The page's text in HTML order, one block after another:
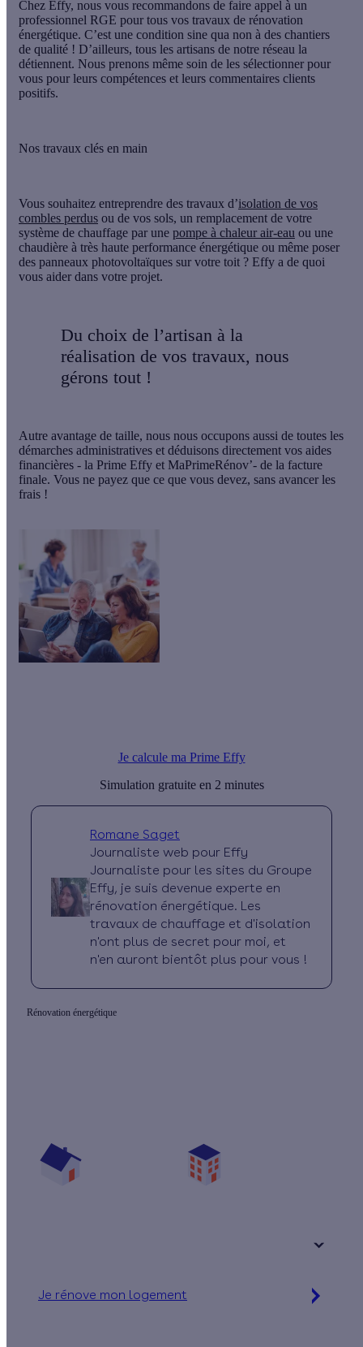
Chez Effy, nous vous recommandons de faire appel à un
professionnel RGE pour tous vos travaux de rénovation
énergétique. C’est une condition sine qua non à des chantiers
de qualité ! D’ailleurs, tous les artisans de notre réseau la
détiennent. Nous prenons même soin de les sélectionner pour
vous pour leurs compétences et leurs commentaires clients
positifs.
Nos travaux clés en main
Vous souhaitez entreprendre des travaux d’isolation de vos
combles perdus ou de vos sols, un remplacement de votre
système de chauffage par une pompe à chaleur air-eau ou une
chaudière à très haute performance énergétique ou même poser
des panneaux photovoltaïques sur votre toit ? Effy a de quoi
vous aider dans votre projet.
Du choix de l’artisan à la
réalisation de vos travaux, nous
gérons tout !
Autre avantage de taille, nous nous occupons aussi de toutes les
démarches administratives et déduisons directement vos aides
financières - la Prime Effy et MaPrimeRénov’- de la facture
finale. Vous ne payez que ce que vous devez, sans avancer les
frais !
Je calcule ma Prime Effy
Simulation gratuite en 2 minutes
Romane Saget
Journaliste web pour Effy
Journaliste pour les sites du Groupe
Effy, je suis devenue experte en
rénovation énergétique. Les
travaux de chauffage et d'isolation
n'ont plus de secret pour moi, et
n'en auront bientôt plus pour vous !
Rénovation énergétique
Je rénove mon logement